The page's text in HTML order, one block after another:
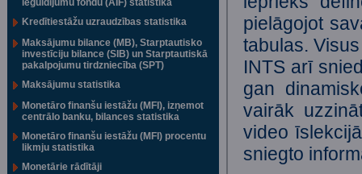
ieguldījumu fondu (AIF) statistika
Kredītiestāžu uzraudzības statistika
Maksājumu bilance (MB), Starptautisko
investīciju bilance (SIB) un Starptautiskā
pakalpojumu tirdzniecība (SPT)
Maksājumu statistika
Monetāro finanšu iestāžu (MFI), izņemot
centrālo banku, bilances statistika
Monetāro finanšu iestāžu (MFI) procentu
likmju statistika
Monetārie rādītāji
pielāgojot
tabulas.
INTS arī
gan
vairāk
video
sniegto